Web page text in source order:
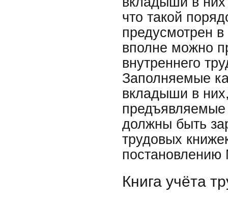
что такой
предусмотрен
вполне можно
внутреннего
Заполняемые
вкладыши в
предъявляемые
должны быть
трудовых
Книга учёта